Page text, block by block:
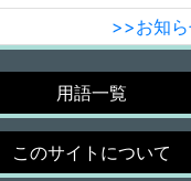
>>お知
用語一覧
このサイトについて